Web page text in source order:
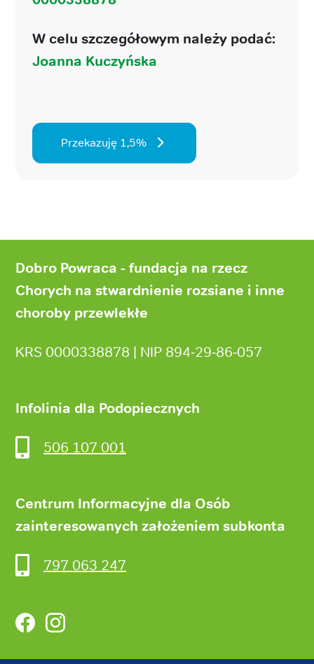
W celu szczegółowym należy podać:
Joanna Kuczyńska
Przekazuję 1,5%
stronyDobro Powraca - fundacja na rzecz
Chorych na stwardnienie rozsiane i inne
choroby przewlekłe
KRS 0000338878 | NIP 894‑29‑86‑057
Infolinia dla Podopiecznych
506 107 001
Centrum Informacyjne dla Osób
zainteresowanych założeniem subkonta
797 063 247
FacebookInstagram